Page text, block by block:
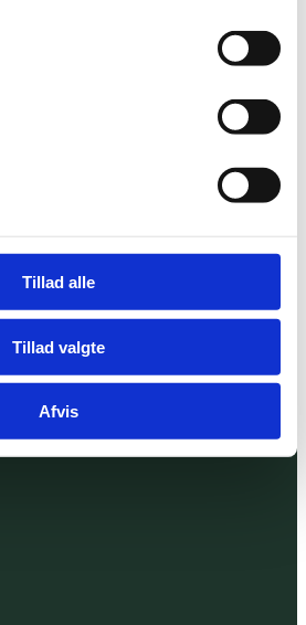
Tillad alle
Tillad valgte
Afvis